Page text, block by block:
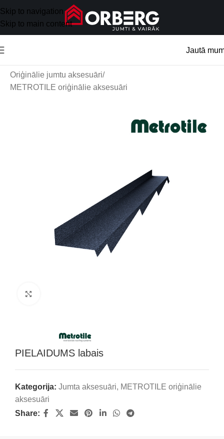
Skip to navigation
Skip to main content
Jautā
Oriģinālie jumtu aksesuāri/
METROTILE oriģinālie aksesuāri
PIELAIDUMS labais
Kategorija: Jumta aksesuāri, METROTILE oriģinālie
aksesuāri
Share: